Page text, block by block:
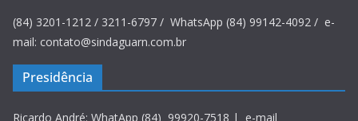
(84) 3201-1212 / 3211-6797 / WhatsApp (84) 99142-4092 / e-
mail: contato@sindaguarn.com.br
Presidência
Ricardo André: WhatApp (84) 99920-7518 | e-mail